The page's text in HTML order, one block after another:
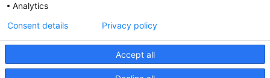
cgtcatalunya
Desenvolupat per
Analytics
Accept all
Consent details Privacy policy